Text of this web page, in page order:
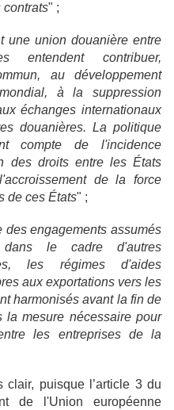
contrats" ;
une union douanière entre
entendent contribuer,
au développement
à la suppression
échanges internationaux
douanières. La politique
compte de l'incidence
des droits entre les États
de la force
de ces États" ;
des engagements assumés
le cadre d'autres
les régimes d'aides
aux exportations vers les
harmonisés avant la fin de
mesure nécessaire pour
les entreprises de la
clair, puisque l’article 3 du
de l'Union européenne